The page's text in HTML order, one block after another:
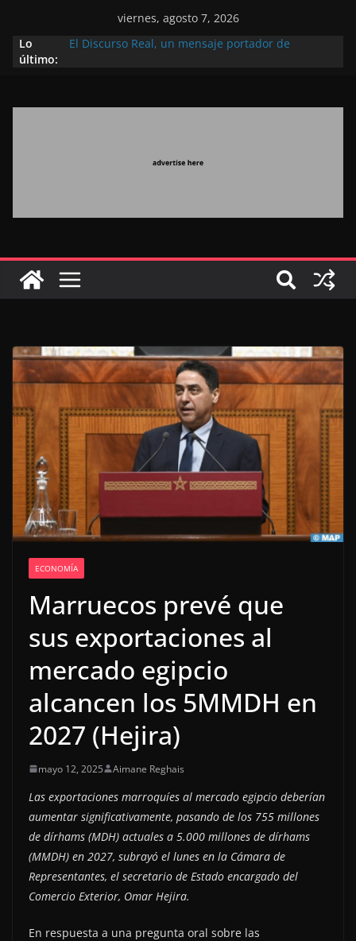
viernes, agosto 7, 2026
Lo
último:
El Discurso Real, un mensaje portador de
Extranjero: al servicio de los grandes proyectos de
Marruecos gracias a una visión estratégica
destinada a consolidar la posición de Marruecos
en una economía mundial competitiva (politólogo
marroquí-estadounidense)
ECONOMÍA
Marruecos prevé que
sus exportaciones al
mercado egipcio
alcancen los 5MMDH en
2027 (Hejira)
mayo 12, 2025 Aimane Reghais
Las exportaciones marroquíes al mercado egipcio deberían
aumentar significativamente, pasando de los 755 millones
de dírhams (MDH) actuales a 5.000 millones de dírhams
(MMDH) en 2027, subrayó el lunes en la Cámara de
Representantes, el secretario de Estado encargado del
Comercio Exterior, Omar Hejira.
En respuesta a una pregunta oral sobre las